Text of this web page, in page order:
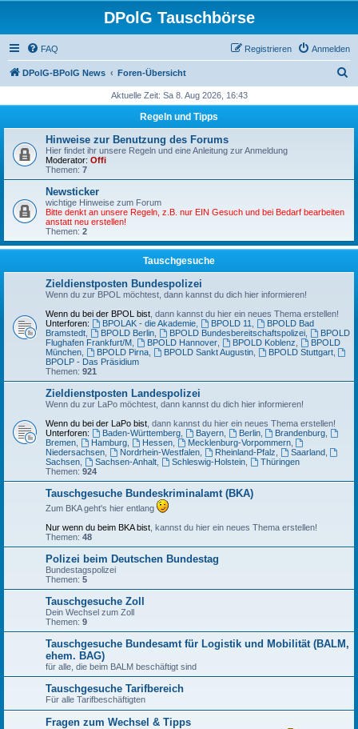
DPolG Tauschbörse
FAQ Anmelden
Registrieren
DPolG-BPolG News Foren-Übersicht
h
Aktuelle Zeit: Sa 8. Aug 2026, 16:43
Regeln und Tipps
Hinweise zur Benutzung des Forums
Hier findet ihr unsere Regeln und eine Anleitung zur Anmeldung
Moderator: Offi
Themen: 7
Newsticker
wichtige Hinweise zum Forum
Bitte denkt an unsere Regeln, z.B. nur EIN Gesuch und bei Bedarf bearbeiten
anstatt neu erstellen!
Themen: 2
Tauschgesuche
Zieldienstposten Bundespolizei
Wenn du zur BPOL möchtest, dann kannst du dich hier informieren!
Wenn du bei der BPOL bist , dann kannst du hier ein neues Thema erstellen!
Unterforen:
BPOLAK - die Akademie, BPOLD 11
BPOLD Bad
Bramstedt
BPOLD Berlin, BPOLD Bundesbereitschaftspolizei,
BPOLD
Flughafen Frankfurt/M
BPOLD Hannover, BPOLD Koblenz
BPOLD
München
BPOLD Pirna, BPOLD Sankt Augustin, BPOLD Stuttgart,
BPOLP - Das Präsidium
Themen: 921
Zieldienstposten Landespolizei
Wenn du zur LaPo möchtest, dann kannst du dich hier informieren!
Wenn du bei der LaPo bist , dann kannst du hier ein neues Thema erstellen!
Unterforen:
Baden-Württemberg, Bayern, Berlin, Brandenburg
Bremen
Hamburg, Hessen, Mecklenburg-Vorpommern,
Niedersachsen
Nordrhein-Westfalen, Rheinland-Pfalz Saarland,
Sachsen
Sachsen-Anhalt, Schleswig-Holstein,
Thüringen
Themen: 924
Tauschgesuche Bundeskriminalamt (BKA)
Zum BKA geht's hier entlang
Nur wenn du beim BKA bist , kannst du hier ein neues Thema erstellen!
Themen: 48
Polizei beim Deutschen Bundestag
Bundestagspolizei
Themen: 5
Tauschgesuche Zoll
Dein Wechsel zum Zoll
Themen: 9
Tauschgesuche Bundesamt für Logistik und Mobilität (BALM,
ehem. BAG)
für alle, die beim BALM beschäftigt sind
Tauschgesuche Tarifbereich
Für alle Tarifbeschäftigten
Fragen zum Wechsel & Tipps